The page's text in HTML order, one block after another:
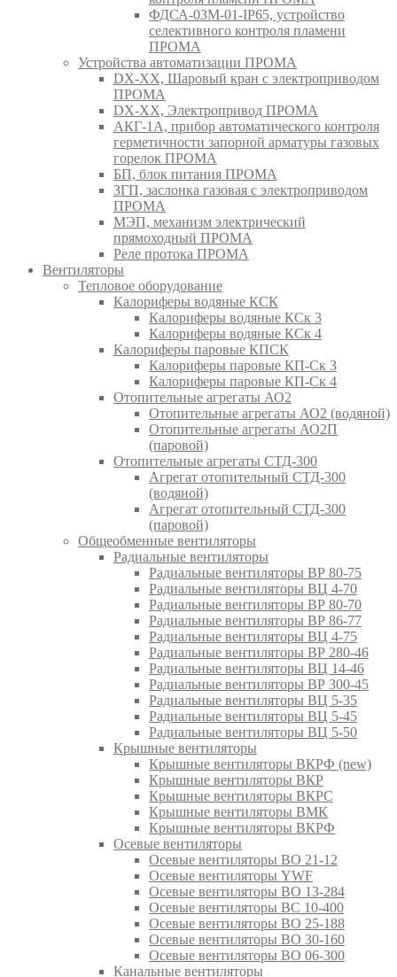
ФДСА-03М-01-IP65, устройство
селективного контроля пламени
ПРОМА
Устройства автоматизации ПРОМА
DX-XX, Шаровый кран c электроприводом
ПРОМА
DX-XX, Электропривод ПРОМА
АКГ-1А, прибор автоматического контроля
герметичности запорной арматуры газовых
горелок ПРОМА
БП, блок питания ПРОМА
ЗГП, заслонка газовая с электроприводом
ПРОМА
МЭП, механизм электрический
прямоходный ПРОМА
Реле протока ПРОМА
Вентиляторы
Тепловое оборудование
Калориферы водяные КСК
Калориферы водяные КСк 3
Калориферы водяные КСк 4
Калориферы паровые КПСК
Калориферы паровые КП-Ск 3
Калориферы паровые КП-Ск 4
Отопительные агрегаты АО2
Отопительные агрегаты АО2 (водяной)
Отопительные агрегаты АО2П
(паровой)
Отопительные агрегаты СТД-300
Агрегат отопительный СТД-300
(водяной)
Агрегат отопительный СТД-300
(паровой)
Общеобменные вентиляторы
Радиальные вентиляторы
Радиальные вентиляторы ВР 80-75
Радиальные вентиляторы ВЦ 4-70
Радиальные вентиляторы ВР 80-70
Радиальные вентиляторы ВР 86-77
Радиальные вентиляторы ВЦ 4-75
Радиальные вентиляторы ВР 280-46
Радиальные вентиляторы ВЦ 14-46
Радиальные вентиляторы ВР 300-45
Радиальные вентиляторы ВЦ 5-35
Радиальные вентиляторы ВЦ 5-45
Радиальные вентиляторы ВЦ 5-50
Крышные вентиляторы
Крышные вентиляторы ВКРФ (new)
Крышные вентиляторы ВКР
Крышные вентиляторы ВКРС
Крышные вентиляторы ВМК
Крышные вентиляторы ВКРФ
Осевые вентиляторы
Осевые вентиляторы ВО 21-12
Осевые вентиляторы YWF
Осевые вентиляторы ВО 13-284
Осевые вентиляторы ВС 10-400
Осевые вентиляторы ВО 25-188
Осевые вентиляторы ВО 30-160
Осевые вентиляторы ВО 06-300
Канальные вентиляторы